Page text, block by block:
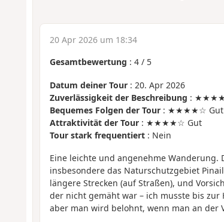
20 Apr 2026 um 18:34
Gesamtbewertung : 4/ 5
Datum deiner Tour: 20. Apr 2026
Zuverlässigkeit der Beschreibung :
Bequemes Folgen der Tour: ★★★★☆ Gut
Attraktivität der Tour: ★★★★☆ Gut
Tour stark frequentiert: Nein
Eine leichte und angenehme Wanderung.
insbesondere das Naturschutzgebiet
längere Strecken (auf Straßen), und
der nicht gemäht war – ich musste bis
aber man wird belohnt, wenn man an der